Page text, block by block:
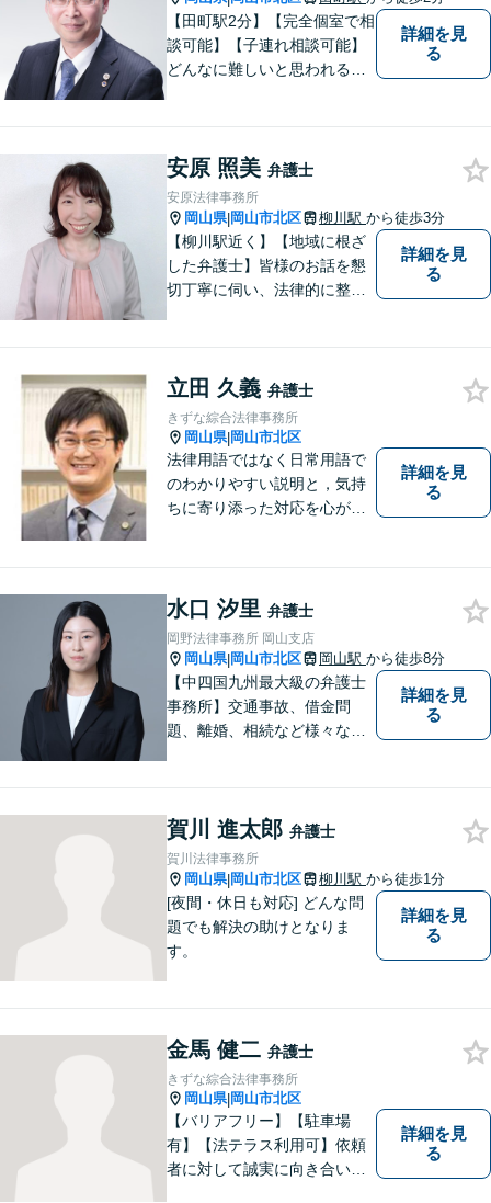
【田町駅2分】【完全個室で相
談可能】【子連れ相談可能】
どんなに難しいと思われる案
ている皆さまの現状を良い方
向に変化させることができる
ように全力を尽くします。
詳細を見
る
安原 照美 弁護士
安原法律事務所
岡山県|岡山市北区 柳川駅 から徒歩3分
【柳川駅近く】【地域に根ざ
した弁護士】皆様のお話を懇
切丁寧に伺い、法律的に整理
少しでも解決されますよう，
誠心誠意努力いたす所存で
す。皆様方のご来所をお待ち
しております。
詳細を見
る
立田 久義 弁護士
きずな綜合法律事務所
岡山県|岡山市北区
法律用語ではなく日常用語で
のわかりやすい説明と，気持
ちに寄り添った対応を心がけ
詳細を見
る
水口 汐里 弁護士
岡野法律事務所 岡山支店
岡山県|岡山市北区 岡山駅 から徒歩8分
【中四国九州最大級の弁護士
事務所】交通事故、借金問
題、離婚、相続など様々な問
い！
詳細を見
る
賀川 進太郎 弁護士
賀川法律事務所
岡山県|岡山市北区 柳川駅 から徒歩1分
[夜間・休日も対応] どんな問
題でも解決の助けとなりま
す。
詳細を見
る
金馬 健二 弁護士
きずな綜合法律事務所
岡山県|岡山市北区
【バリアフリー】【駐車場
有】【法テラス利用可】依頼
者に対して誠実に向き合い、
詳細を見
る